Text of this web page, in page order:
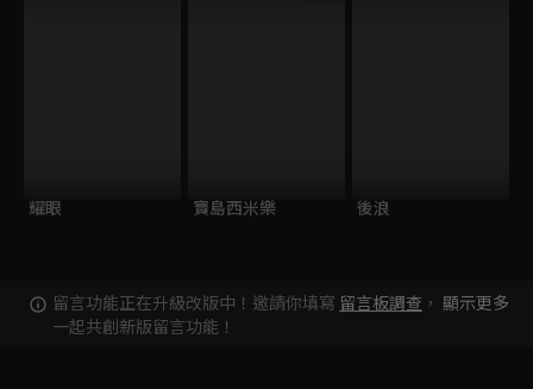
耀眼 寶島西米樂 後浪
留言功能正在升級改版中！邀請你填寫 留言板調查 ，
一起共創新版留言功能！
顯示更多